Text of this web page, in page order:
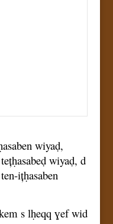
wiyaḍ,
wiyaḍ, d
ițḥasaben
s lḥeqq ɣef wid